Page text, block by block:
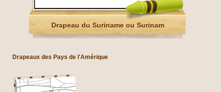
Drapeau du Suriname ou Surinam
Drapeaux des Pays de l'Amérique